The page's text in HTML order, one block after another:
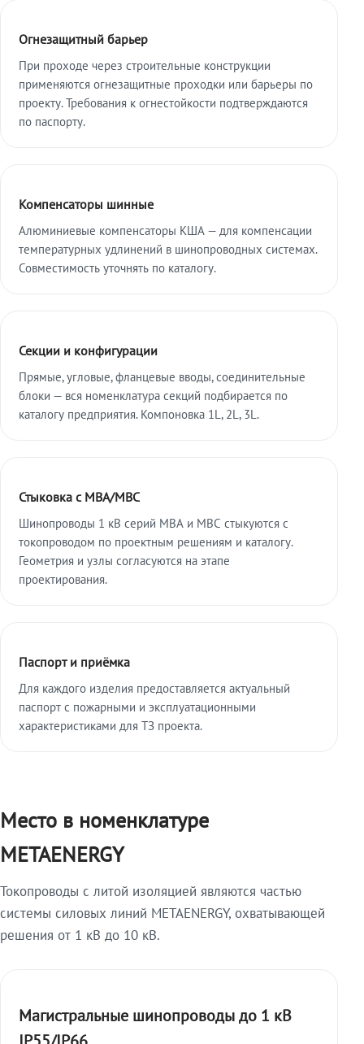
Огнезащитный барьер
При проходе через строительные конструкции
применяются огнезащитные проходки или барьеры по
проекту. Требования к огнестойкости подтверждаются
по паспорту.
Компенсаторы шинные
Алюминиевые компенсаторы КША — для компенсации
температурных удлинений в шинопроводных системах.
Совместимость уточнять по каталогу.
Секции и конфигурации
Прямые, угловые, фланцевые вводы, соединительные
блоки — вся номенклатура секций подбирается по
каталогу предприятия. Компоновка 1L, 2L, 3L.
Стыковка с МВА/МВС
Шинопроводы 1 кВ серий МВА и МВС стыкуются с
токопроводом по проектным решениям и каталогу.
Геометрия и узлы согласуются на этапе
проектирования.
Паспорт и приёмка
Для каждого изделия предоставляется актуальный
паспорт с пожарными и эксплуатационными
характеристиками для ТЗ проекта.
Место в номенклатуре
METAENERGY
Токопроводы с литой изоляцией являются частью
системы силовых линий METAENERGY, охватывающей
решения от 1 кВ до 10 кВ.
Магистральные шинопроводы до 1 кВ